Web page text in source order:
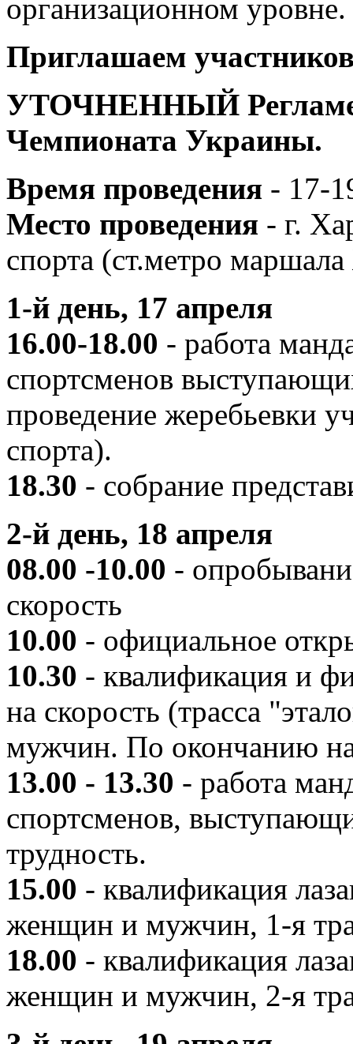
организационном уровне.
Приглашаем
УТОЧНЕННЫЙ
Чемпионата Украины.
Время проведения - 17-
Место проведения - г.
спорта (ст.метро
1-й день, 17 апреля
16.00-18.00 - работа
спортсменов
проведение жеребьевки
спорта).
18.30 - собрание
2-й день, 18 апреля
08.00 -10.00 -
скорость
10.00 - официальное
10.30 - квалификация и
на скорость (трасса
мужчин. По окончанию
13.00 - 13.30 - работа
спортсменов,
трудность.
15.00 - квалификация
женщин и мужчин, 1-я
18.00 - квалификация
женщин и мужчин, 2-я